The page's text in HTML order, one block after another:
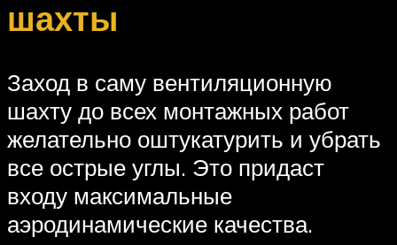
шахты
Заход в саму вентиляционную
шахту до всех монтажных работ
желательно оштукатурить и убрать
все острые углы. Это придаст
входу максимальные
аэродинамические качества.